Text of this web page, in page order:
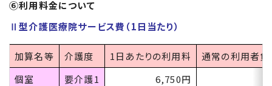
⑥利用料金について
Ⅱ型介護医療院サービス費（1日当たり）
加算名等 介護度 1日あたりの利用料
通常の利用者
個室
要介護1 6,750円